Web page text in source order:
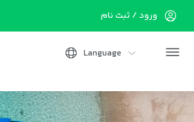
ورود / ثبت نام
Language